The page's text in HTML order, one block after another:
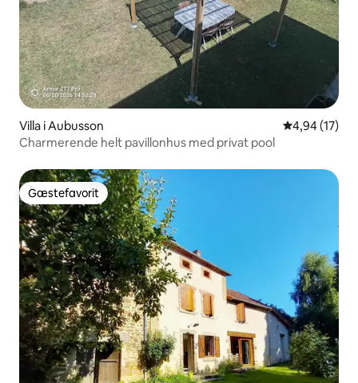
Villa i Aubusson 4,94 ud af 5
4,94 (17)
Charmerende helt pavillonhus med privat pool
Gæstefavorit
Gæstefavorit